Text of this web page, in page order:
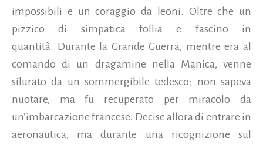
impossibili e un coraggio da leoni. Oltre che un
pizzico di simpatica follia e fascino in
quantità. Durante la Grande Guerra, mentre era al
comando di un dragamine nella Manica, venne
silurato da un sommergibile tedesco; non sapeva
nuotare, ma fu recuperato per miracolo da
un’imbarcazione francese. Decise allora di entrare in
aeronautica, ma durante una ricognizione sul